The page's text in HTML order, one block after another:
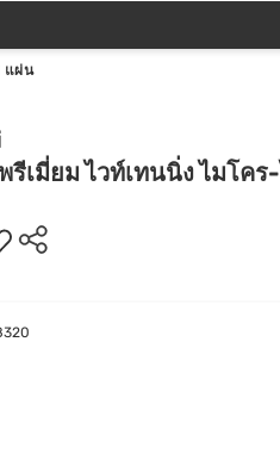
แผ่น
รีเมี่ยม ไวท์เทนนิ่ง ไมโคร